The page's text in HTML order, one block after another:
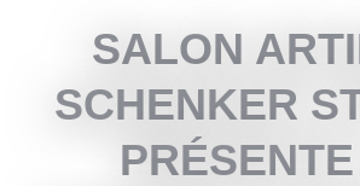
SALON
SCHENKER